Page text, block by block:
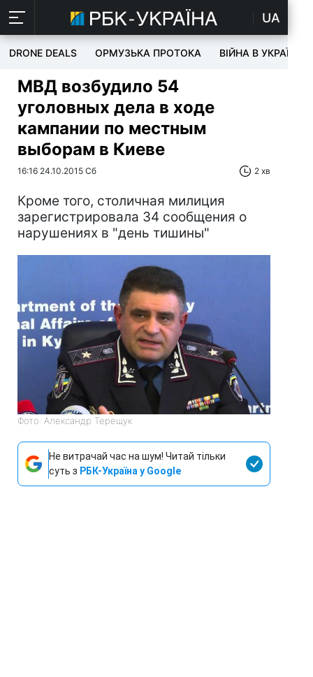
UA
DRONE DEALS ОРМУЗЬКА ПРОТОКА ВІЙНА В УКРАЇНІ
МВД возбудило 54
уголовных дела в ходе
кампании по местным
выборам в Киеве
16:16 24.10.2015 Сб 2 хв
Кроме того, столичная милиция
зарегистрировала 34 сообщения о
нарушениях в "день тишины"
Фото: Александр Терещук
Не витрачай час на шум! Читай тільки
суть з РБК-Україна у Google